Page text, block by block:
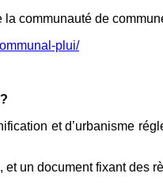
communauté de
plui/
et d’urbanisme
un document fixant